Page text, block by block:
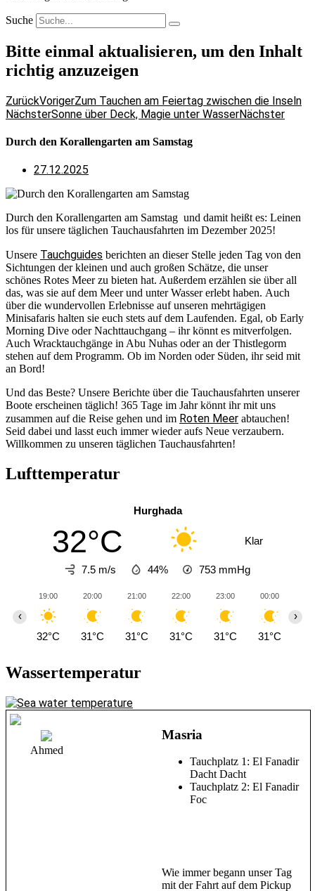
Suche
Bitte einmal aktualisieren, um den Inhalt
richtig anzuzeigen
ZurückVorigerZum Tauchen am Feiertag zwischen die Inseln
NächsterSonne über Deck, Magie unter WasserNächster
Durch den Korallengarten am Samstag
27.12.2025
Durch den Korallengarten am Samstag und damit heißt es: Leinen
los für unsere täglichen Tauchausfahrten im Dezember 2025!
Unsere Tauchguides berichten an dieser Stelle jeden Tag von den
Sichtungen der kleinen und auch großen Schätze, die unser
schönes Rotes Meer zu bieten hat. Außerdem erzählen sie über all
das, was sie auf dem Meer und unter Wasser erlebt haben. Auch
über die wundervollen Erlebnisse auf unseren mehrtägigen
Minisafaris halten sie euch stets auf dem Laufenden. Egal, ob Early
Morning Dive oder Nachttauchgang – ihr könnt es mitverfolgen.
Auch Wracktauchgänge in Abu Nuhas oder an der Thistlegorm
stehen auf dem Programm. Ob im Norden oder Süden, ihr seid mit
an Bord!
Und das Beste? Unsere Berichte über die Tauchausfahrten unserer
Boote erscheinen täglich! 365 Tage im Jahr könnt ihr mit uns
zusammen auf die Reise gehen und im Roten Meer abtauchen!
Seid dabei und lasst euch immer wieder aufs Neue verzaubern.
Willkommen zu unseren täglichen Tauchausfahrten!
Lufttemperatur
Hurghada
32°C Klar
7.5 m/s 44% 753 mmHg
19:00
32°C
20:00
31°C
21:00
31°C
22:00
31°C
23:00
31°C
00:00
31°C
‹ ›
Wassertemperatur
Ahmed
Masria
Tauchplatz 1: El Fanadir
Dacht Dacht
Tauchplatz 2: El Fanadir
Foc
Wie immer begann unser Tag
mit der Fahrt auf dem Pickup